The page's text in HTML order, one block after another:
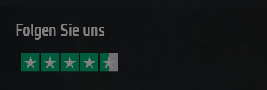
Folgen Sie uns